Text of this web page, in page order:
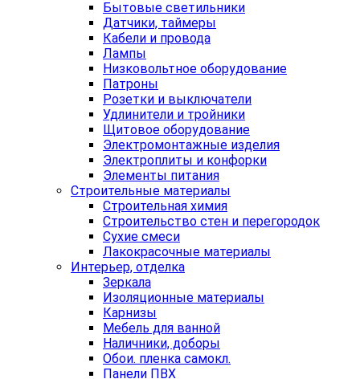
Бытовые светильники
Датчики, таймеры
Кабели и провода
Лампы
Низковольтное оборудование
Патроны
Розетки и выключатели
Удлинители и тройники
Щитовое оборудование
Электромонтажные изделия
Электроплиты и конфорки
Элементы питания
Строительные материалы
Строительная химия
Строительство стен и перегородок
Сухие смеси
Лакокрасочные материалы
Интерьер, отделка
Зеркала
Изоляционные материалы
Карнизы
Мебель для ванной
Наличники, доборы
Обои. пленка самокл.
Панели ПВХ